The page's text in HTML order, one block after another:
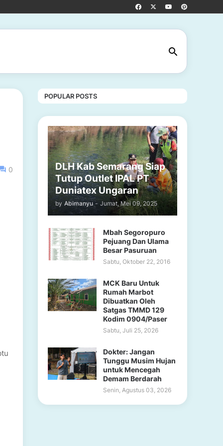
0
POPULAR POSTS
DLH Kab Semarang Siap
Tutup Outlet IPAL PT
Duniatex Ungaran
by Abimanyu - Jumat, Mei 09, 2025
Mbah Segoropuro
Pejuang Dan Ulama
Besar Pasuruan
Sabtu, Oktober 22, 2016
MCK Baru Untuk
Rumah Marbot
Dibuatkan Oleh
Satgas TMMD 129
Kodim 0904/Paser
Sabtu, Juli 25, 2026
Dokter: Jangan
Tunggu Musim Hujan
untuk Mencegah
Demam Berdarah
Senin, Agustus 03, 2026